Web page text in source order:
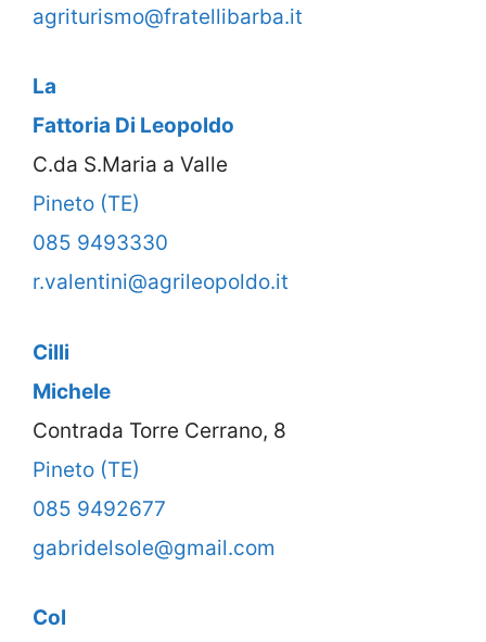
agriturismo@fratellibarba.it
La
Fattoria Di Leopoldo
C.da S.Maria a Valle
Pineto (TE)
085 9493330
r.valentini@agrileopoldo.it
Cilli
Michele
Contrada Torre Cerrano, 8
Pineto (TE)
085 9492677
gabridelsole@gmail.com
Col